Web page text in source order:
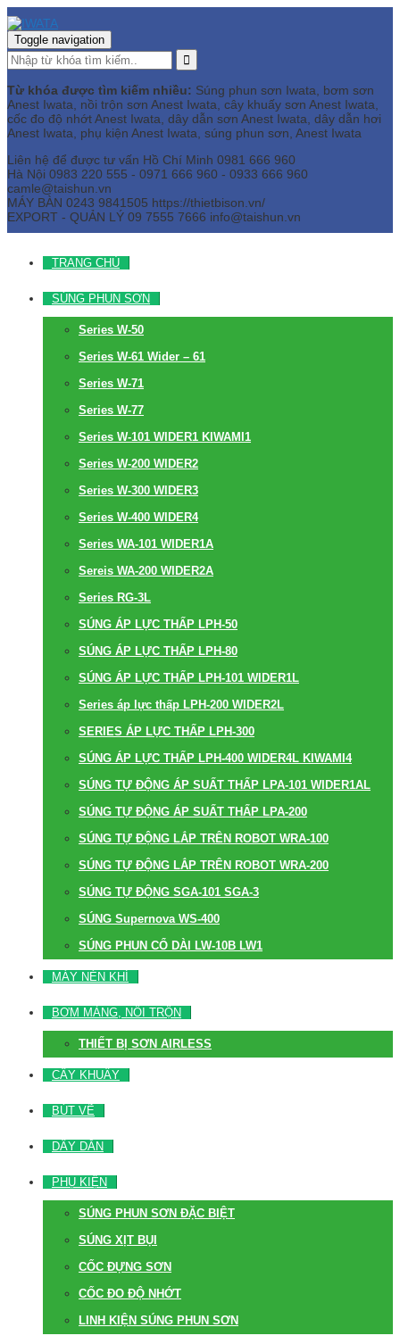
Toggle navigation
Từ khóa được tìm kiếm nhiều: Súng phun sơn Iwata, bơm sơn
Anest Iwata, nồi trộn sơn Anest Iwata, cây khuấy sơn Anest Iwata,
cốc đo độ nhớt Anest Iwata, dây dẫn sơn Anest Iwata, dây dẫn hơi
Anest Iwata, phụ kiện Anest Iwata, súng phun sơn, Anest Iwata
Liên hệ để được tư vấn Hồ Chí Minh 0981 666 960
Hà Nội 0983 220 555 - 0971 666 960 - 0933 666 960
camle@taishun.vn
MÁY BÀN 0243 9841505 https://thietbison.vn/
EXPORT - QUẢN LÝ 09 7555 7666 info@taishun.vn
TRANG CHỦ
SÚNG PHUN SƠN
Series W-50
Series W-61 Wider – 61
Series W-71
Series W-77
Series W-101 WIDER1 KIWAMI1
Series W-200 WIDER2
Series W-300 WIDER3
Series W-400 WIDER4
Series WA-101 WIDER1A
Sereis WA-200 WIDER2A
Series RG-3L
SÚNG ÁP LỰC THẤP LPH-50
SÚNG ÁP LỰC THẤP LPH-80
SÚNG ÁP LỰC THẤP LPH-101 WIDER1L
Series áp lực thấp LPH-200 WIDER2L
SERIES ÁP LỰC THẤP LPH-300
SÚNG ÁP LỰC THẤP LPH-400 WIDER4L KIWAMI4
SÚNG TỰ ĐỘNG ÁP SUẤT THẤP LPA-101 WIDER1AL
SÚNG TỰ ĐỘNG ÁP SUẤT THẤP LPA-200
SÚNG TỰ ĐỘNG LẮP TRÊN ROBOT WRA-100
SÚNG TỰ ĐỘNG LẮP TRÊN ROBOT WRA-200
SÚNG TỰ ĐỘNG SGA-101 SGA-3
SÚNG Supernova WS-400
SÚNG PHUN CỔ DÀI LW-10B LW1
MÁY NÉN KHÍ
BƠM MÀNG, NỒI TRỘN
THIẾT BỊ SƠN AIRLESS
CÂY KHUẤY
BÚT VẼ
DÂY DẪN
PHỤ KIỆN
SÚNG PHUN SƠN ĐẶC BIỆT
SÚNG XỊT BỤI
CỐC ĐỰNG SƠN
CỐC ĐO ĐỘ NHỚT
LINH KIỆN SÚNG PHUN SƠN